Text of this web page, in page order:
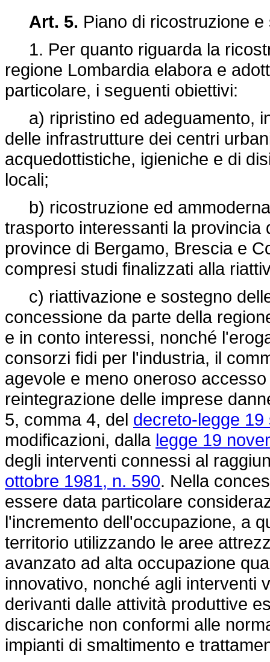
Art. 5. Piano di ricostruzione e
1. Per quanto riguarda la
regione Lombardia elabora e
particolare, i seguenti obiettivi:
a) ripristino ed adeguamento,
delle infrastrutture dei centri
acquedottistiche, igieniche e di
locali;
b) ricostruzione ed
trasporto interessanti la provincia
province di Bergamo, Brescia e
compresi studi finalizzati alla
c) riattivazione e sostegno
concessione da parte della
e in conto interessi, nonché
consorzi fidi per l'industria, il
agevole e meno oneroso
reintegrazione delle imprese
5, comma 4, del decreto-legge
modificazioni, dalla legge 19
degli interventi connessi al
ottobre 1981, n. 590. Nella
essere data particolare
l'incremento dell'occupazione, a
territorio utilizzando le aree
avanzato ad alta occupazione
innovativo, nonché agli interventi
derivanti dalle attività produttive
discariche non conformi alle
impianti di smaltimento e